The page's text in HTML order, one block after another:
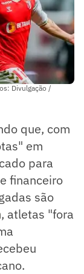
Divulgação /
que, com
em
para
financeiro
são
, atletas "fora